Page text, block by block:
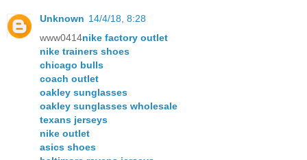
Unknown 14/4/18, 8:28
www0414nike factory outlet
nike trainers shoes
chicago bulls
coach outlet
oakley sunglasses
oakley sunglasses wholesale
texans jerseys
nike outlet
asics shoes